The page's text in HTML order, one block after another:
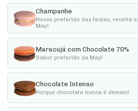
Champanhe
Nosso preferido das festas, receita
May!
Maracujá com Chocolate 70%
Sabor preferido da May!
Chocolate Intenso
Porque chocolate nunca é demais!